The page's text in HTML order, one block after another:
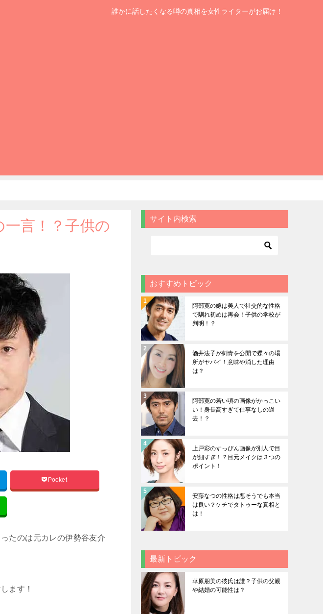
誰かに話したくなる噂の真相を女性ライターがお届け！
言！？子供の
Pocket
たのは元カレの伊勢谷友介
ます！
サイト内検索
おすすめトピック
阿部寛の嫁は美人で社交的な性格
で馴れ初めは再会！子供の学校が
判明！？
酒井法子が刺青を公開で蝶々の場
所がヤバイ！意味や消した理由
は？
阿部寛の若い頃の画像がかっこい
い！身長高すぎて仕事なしの過
去！？
上戸彩のすっぴん画像が別人で目
が細すぎ！？目元メイクは３つの
ポイント！
安藤なつの性格は悪そうでも本当
は良い？ケチでタトゥーな真相と
は！
最新トピック
華原朋美の彼氏は誰？子供の父親
や結婚の可能性は？